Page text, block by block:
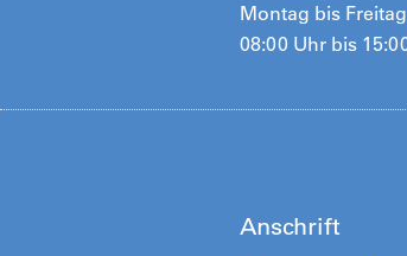
Montag bis Freitag
08:00 Uhr bis
Anschrift